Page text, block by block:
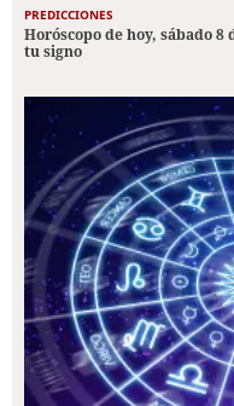
PREDICCIONES
Horóscopo de hoy, sábado
tu signo